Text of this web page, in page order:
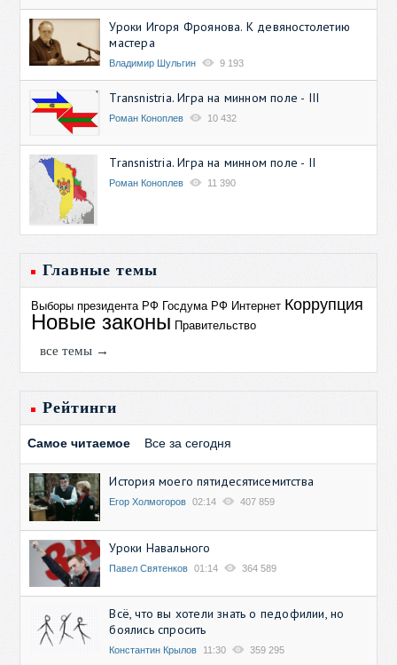
Уроки Игоря Фроянова. К девяностолетию
мастера
Владимир Шульгин 9 193
Transnistria. Игра на минном поле - III
Роман Коноплев 10 432
Transnistria. Игра на минном поле - II
Роман Коноплев 11 390
Главные темы
Выборы президента РФ Госдума РФ Интернет Коррупция
Новые законы Правительство
все темы →
Рейтинги
Самое читаемое Все за сегодня
История моего пятидесятисемитства
Егор Холмогоров 02:14 407 859
Уроки Навального
Павел Святенков 01:14 364 589
Всё, что вы хотели знать о педофилии, но
боялись спросить
Константин Крылов 11:30 359 295